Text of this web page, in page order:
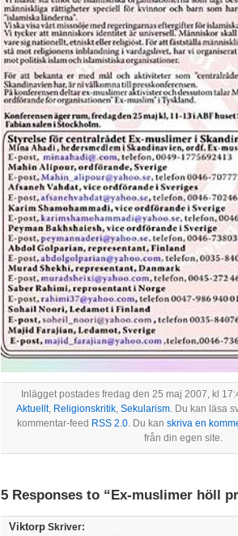
Inlägget postades fredag den 25 maj 2007, kl
Aktuellt, Religionskritik, Sekularism. Du kan läsa
kommentar-feed RSS 2.0. Du kan skriva en
från din egen site.
5 Responses to “Ex-muslimer höll
Viktorp Skriver: